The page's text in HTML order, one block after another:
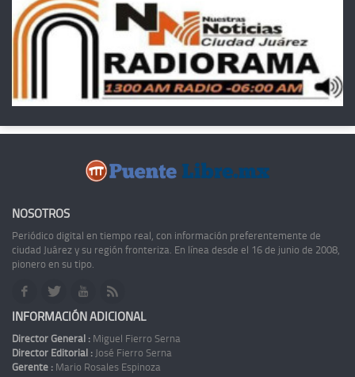
NOSOTROS
Periódico digital en tiempo real, con información preferentemente de
ciudad Juárez y su región fronteriza. En línea desde el 16 de junio de 2008,
pionero en su tipo.
INFORMACIÓN ADICIONAL
Director General : Miguel Fierro Serna
Director Editorial : José Fierro Serna
Gerente : Mario Rosales Espinoza